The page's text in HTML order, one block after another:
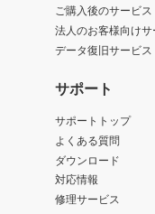
ご購入後のサービス
法人のお客様向けサ
データ復旧サービス
サポート
サポートトップ
よくある質問
ダウンロード
対応情報
修理サービス